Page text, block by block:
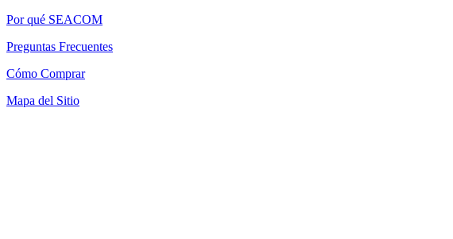
Por qué SEACOM
Preguntas Frecuentes
Cómo Comprar
Mapa del Sitio